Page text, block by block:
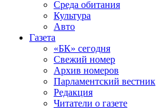
Среда обитания
Культура
Авто
Газета
«БК» сегодня
Свежий номер
Архив номеров
Парламентский вестник
Редакция
Читатели о газете